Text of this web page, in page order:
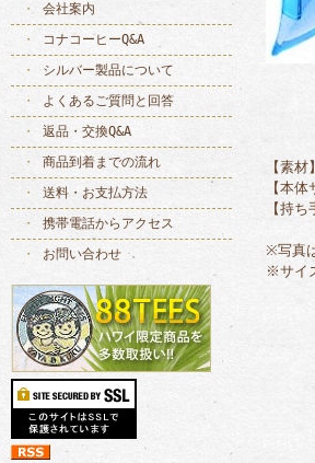
会社案内
コナコーヒーQ&A
シルバー製品について
よくあるご質問と回答
返品・交換Q&A
商品到着までの流れ
送料・お支払方法
携帯電話からアクセス
お問い合わせ
【素
【本
【持
※写真
※サイ